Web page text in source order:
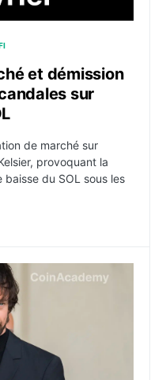
et démission
sur
de marché sur
provoquant la
du SOL sous les
: le mystère du créateur